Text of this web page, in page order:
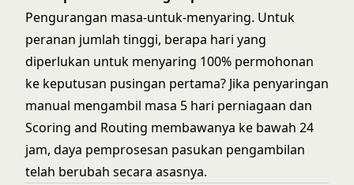
Pengurangan masa-untuk-menyaring. Untuk
peranan jumlah tinggi, berapa hari yang
diperlukan untuk menyaring 100% permohonan
ke keputusan pusingan pertama? Jika penyaringan
manual mengambil masa 5 hari perniagaan dan
Scoring and Routing membawanya ke bawah 24
jam, daya pemprosesan pasukan pengambilan
telah berubah secara asasnya.